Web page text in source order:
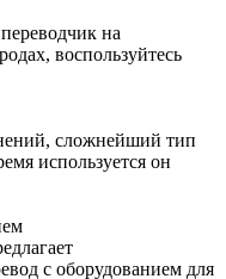
на
воспользуйтесь
сложнейший тип
используется он
с оборудованием для